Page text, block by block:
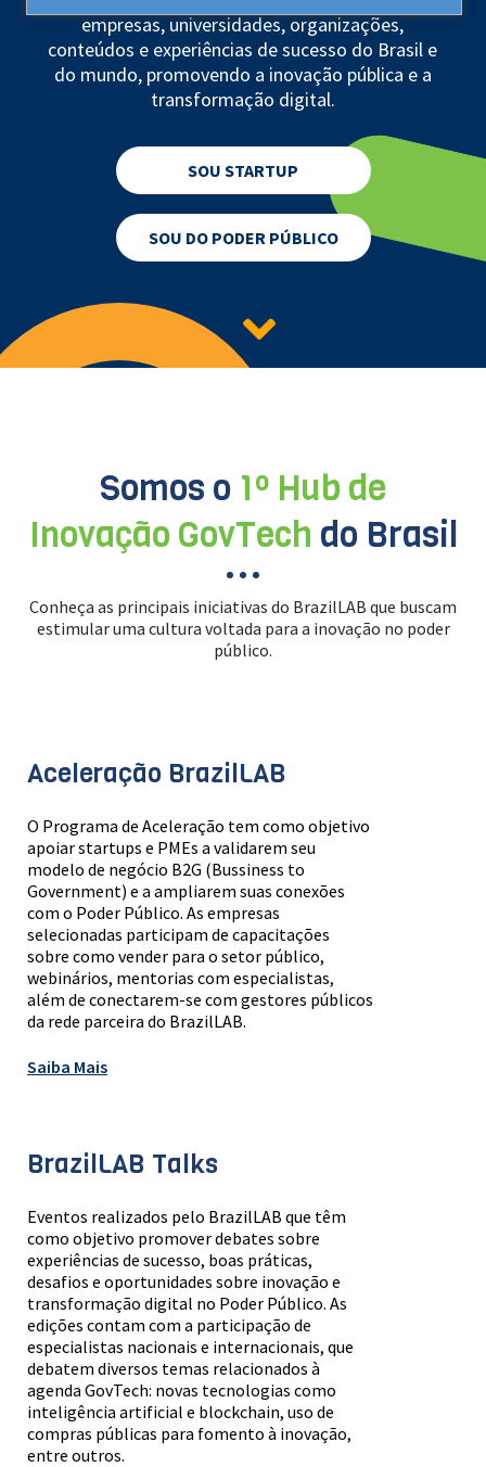
empresas, universidades, organizações,
conteúdos e experiências de sucesso do Brasil e
do mundo, promovendo a inovação pública e a
transformação digital.
SOU STARTUP
SOU DO PODER PÚBLICO
Somos o 1º Hub de
Inovação GovTech do Brasil
Conheça as principais iniciativas do BrazilLAB que buscam
estimular uma cultura voltada para a inovação no poder
público.
Aceleração BrazilLAB
O Programa de Aceleração tem como objetivo
apoiar startups e PMEs a validarem seu
modelo de negócio B2G (Bussiness to
Government) e a ampliarem suas conexões
com o Poder Público. As empresas
selecionadas participam de capacitações
sobre como vender para o setor público,
webinários, mentorias com especialistas,
além de conectarem-se com gestores públicos
da rede parceira do BrazilLAB.
Saiba Mais
BrazilLAB Talks
Eventos realizados pelo BrazilLAB que têm
como objetivo promover debates sobre
experiências de sucesso, boas práticas,
desafios e oportunidades sobre inovação e
transformação digital no Poder Público. As
edições contam com a participação de
especialistas nacionais e internacionais, que
debatem diversos temas relacionados à
agenda GovTech: novas tecnologias como
inteligência artificial e blockchain, uso de
compras públicas para fomento à inovação,
entre outros.